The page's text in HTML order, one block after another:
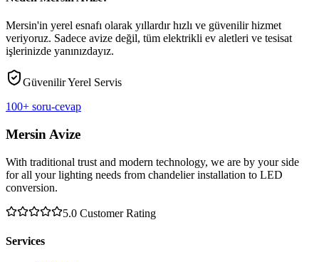
Mersin'in yerel esnafı olarak yıllardır hızlı ve güvenilir hizmet
veriyoruz. Sadece avize değil, tüm elektrikli ev aletleri ve tesisat
işlerinizde yanınızdayız.
Güvenilir Yerel Servis
100+ soru-cevap
Mersin Avize
With traditional trust and modern technology, we are by your side
for all your lighting needs from chandelier installation to LED
conversion.
5.0 Customer Rating
Services